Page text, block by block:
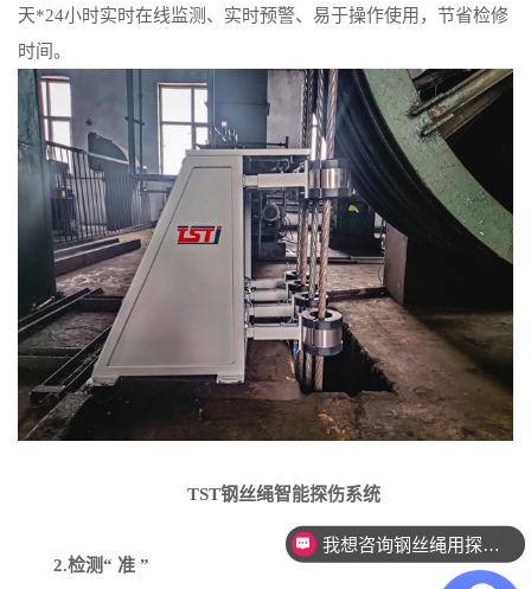
天*24小时实时在线监测、实时预警、易于操作使用，节省检修
时间。
TST钢丝绳智能探伤系统
2.检测“ 准 ”
我想咨询钢丝绳用探伤设备。